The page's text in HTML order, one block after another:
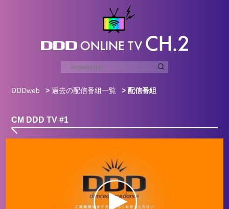
DDDweb >過去の配信番組一覧 > 配信番組
CM DDD TV #1